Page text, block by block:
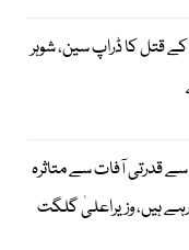
خاتون کے قتل کا ڈراپ سین، شوہر
قدرتی آفات سے متاثرہ
رہے ہیں، وزیراعلیٰ گلگت